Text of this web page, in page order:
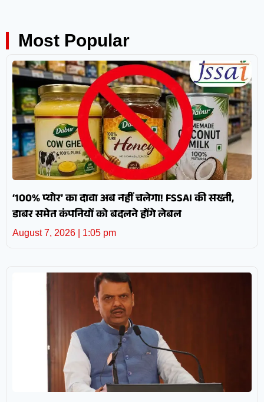
Most Popular
‘100% प्योर’ का दावा अब नहीं चलेगा! FSSAI की सख्ती,
डाबर समेत कंपनियों को बदलने होंगे लेबल
August 7, 2026 1:05 pm